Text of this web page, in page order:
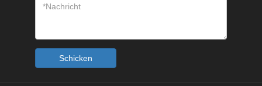
Schicken